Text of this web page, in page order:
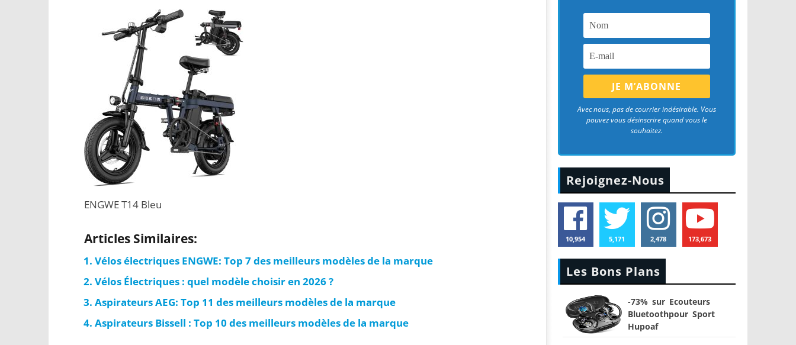
ENGWE T14 Bleu
Articles Similaires:
Vélos électriques ENGWE: Top 7 des meilleurs modèles de la marque
Vélos Électriques : quel modèle choisir en 2026 ?
Aspirateurs AEG: Top 11 des meilleurs modèles de la marque
Aspirateurs Bissell : Top 10 des meilleurs modèles de la marque
Avec nous, pas de courrier indésirable. Vous
pouvez vous désinscrire quand vous le
souhaitez.
Rejoignez-Nous
10,954 5,171 2,478 173,673
Les Bons Plans
-73% sur Ecouteurs
Bluetoothpour Sport
Hupoaf